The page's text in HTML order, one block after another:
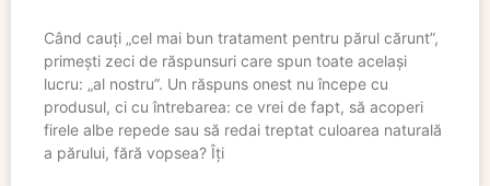
Când cauți „cel mai bun tratament pentru părul cărunt”,
primești zeci de răspunsuri care spun toate același
lucru: „al nostru”. Un răspuns onest nu începe cu
produsul, ci cu întrebarea: ce vrei de fapt, să acoperi
firele albe repede sau să redai treptat culoarea naturală
a părului, fără vopsea? Îți